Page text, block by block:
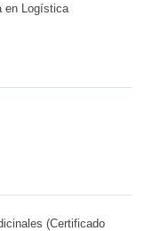
en Logística
(Certificado